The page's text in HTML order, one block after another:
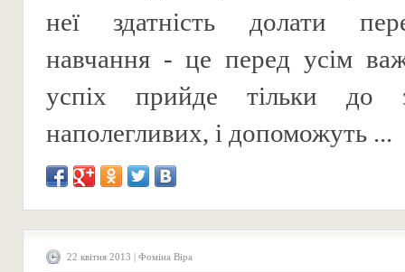
неї здатність долати
навчання - це перед усім
успіх прийде тільки до
наполегливих, і допоможуть ...
22 квітня 2013 | Фоміна Віра